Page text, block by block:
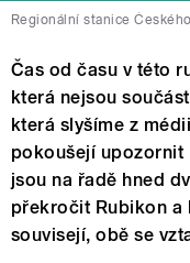
Regionální stanice
Čas od času v této
která nejsou
která slyšíme z
pokoušejí upozornit
jsou na řadě hned
překročit Rubikon a
souvisejí, obě se